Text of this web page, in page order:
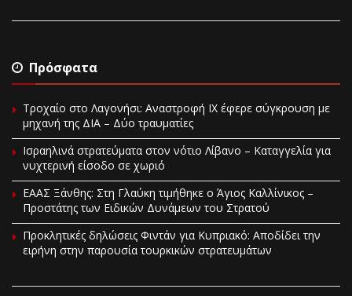
Πρόσφατα
Τροχαίο στο Λαγονήσι: Αναστροφή ΙΧ έφερε σύγκρουση με
μηχανή της ΔΙΑ – Δύο τραυματίες
Ισραηλινά στρατεύματα στον νότιο Λίβανο – Καταγγελία για
νυχτερινή είσοδο σε χωριό
EAAΣ Ξάνθης: Στη Γλαύκη τιμήθηκε ο Άγιος Καλλίνικος –
Προστάτης των Ειδικών Δυνάμεων του Στρατού
Προκλητικές δηλώσεις Φιντάν για Κυπριακό: Αποδίδει την
ειρήνη στην παρουσία τουρκικών στρατευμάτων